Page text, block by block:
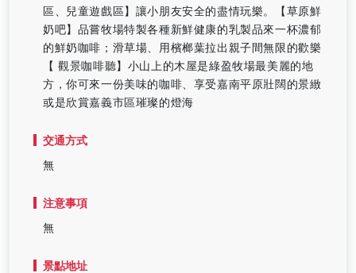
區、兒童遊戲區】讓小朋友安全的盡情玩樂。【草原鮮
奶吧】品嘗牧場特製各種新鮮健康的乳製品來一杯濃郁
的鮮奶咖啡；滑草場、用檳榔葉拉出親子間無限的歡樂
【 觀景咖啡聽】小山上的木屋是綠盈牧場最美麗的地
方，你可來一份美味的咖啡、享受嘉南平原壯闊的景緻
或是欣賞嘉義市區璀璨的燈海
交通方式
無
注意事項
無
景點地址